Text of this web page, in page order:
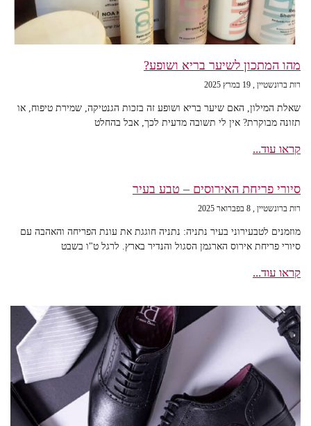
מהו המתכון לשיער בריא ושופע?
רות ברונשטיין 19 במרץ 2025
שאלת המילון, האם שיער בריא ושופע זה בזכות הגנטיקה, שמירת טיפוח, או
תזונה מבוקרת? אין לי תשובה מדעית לכך, אבל בהחלט
קראו עוד...
סיורי פריחת האירוסים – טבע בעיר
רות ברונשטיין 8 בפברואר 2025
מוזמנים לטבעירוני בעיר נתניה: נתניה חוגגת את עונת הפריחה והאהבה עם
סיורי פריחת אירוס הארגמן הסגול והנדיר בארץ. לרגל ט"ו בשבט
קראו עוד...